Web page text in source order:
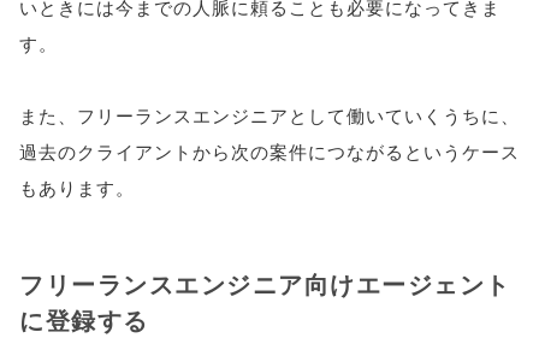
いときには今までの人脈に頼ることも必要になってきま
す。
また、フリーランスエンジニアとして働いていくうちに、
過去のクライアントから次の案件につながるというケース
もあります。
フリーランスエンジニア向けエージェント
に登録する